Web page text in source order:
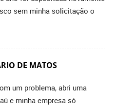
sem minha solicitação o
DE MATOS
um problema, abri uma
e minha empresa só